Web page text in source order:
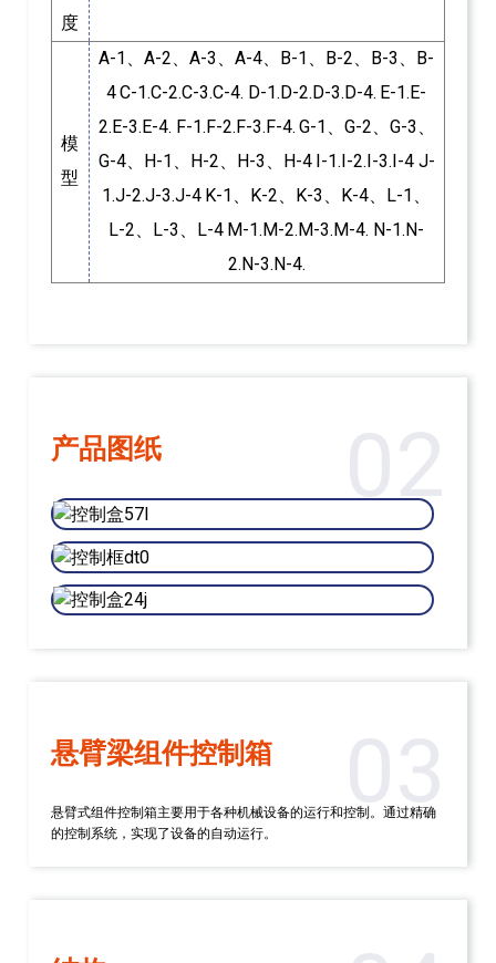
度
模
型
A-1、A-2、A-3、A-4、B-1、B-2、B-3、B-
4C-1.C-2.C-3.C-4. D-1.D-2.D-3.D-4. E-1.E-
2.E-3.E-4. F-1.F-2.F-3.F-4. G-1、G-2、G-3、
G-4、H-1、H-2、H-3、H-4 I-1.I-2.I-3.I-4 J-
1.J-2.J-3.J-4 K-1、K-2、K-3、K-4、L-1、
L-2、L-3、L-4 M-1.M-2.M-3.M-4. N-1.N-
2.N-3.N-4.
产品图纸
悬臂梁组件控制箱
悬臂式组件控制箱主要用于各种机械设备的运行和控制。通过精确
的控制系统，实现了设备的自动运行。